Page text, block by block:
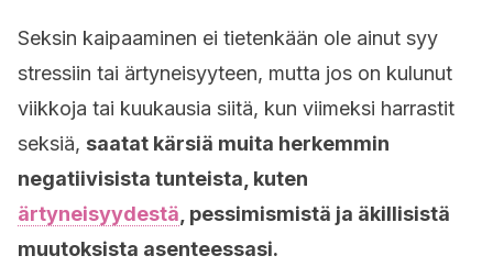
Seksin kaipaaminen ei tietenkään ole ainut syy
stressiin tai ärtyneisyyteen, mutta jos on kulunut
viikkoja tai kuukausia siitä, kun viimeksi harrastit
seksiä, saatat kärsiä muita herkemmin
negatiivisista tunteista, kuten
ärtyneisyydestä , pessimismistä ja äkillisistä
muutoksista asenteessasi.